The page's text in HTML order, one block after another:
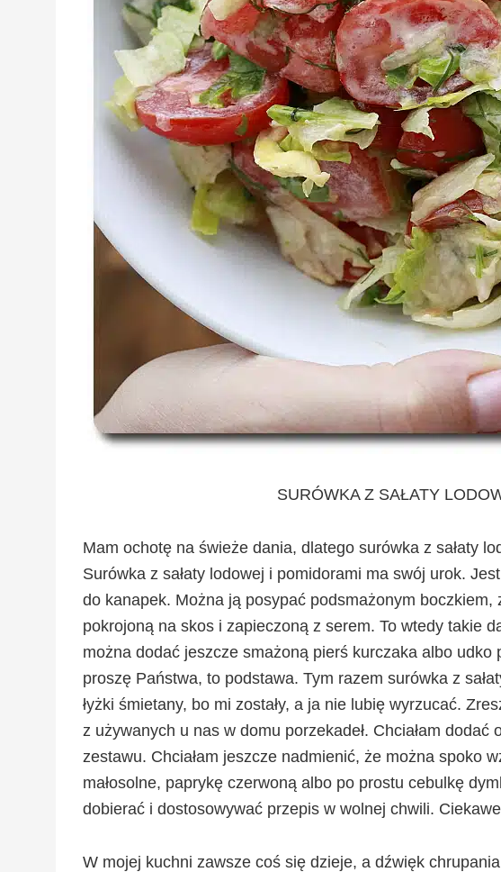
SURÓWKA Z SAŁATY
Mam ochotę na świeże dania, dlatego surówka z sałaty
Surówka z sałaty lodowej i pomidorami ma swój urok.
do kanapek. Można ją posypać podsmażonym boczkiem,
pokrojoną na skos i zapieczoną z serem. To wtedy takie
można dodać jeszcze smażoną pierś kurczaka albo
proszę Państwa, to podstawa. Tym razem surówka z
łyżki śmietany, bo mi zostały, a ja nie lubię wyrzucać.
z używanych u nas w domu porzekadeł. Chciałam dodać
zestawu. Chciałam jeszcze nadmienić, że można spoko
małosolne, paprykę czerwoną albo po prostu cebulkę
dobierać i dostosowywać przepis w wolnej chwili.
W mojej kuchni zawsze coś się dzieje, a dźwięk